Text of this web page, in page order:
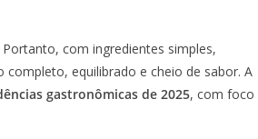
com ingredientes simples,
equilibrado e cheio de sabor. A
gastronômicas de 2025, com foco